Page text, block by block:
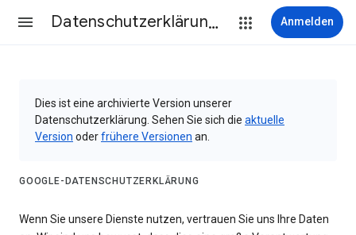
Datenschutzerklärung & Nutzungsbedingungen Anmelden
Dies ist eine archivierte Version unserer
Datenschutzerklärung. Sehen Sie sich die aktuelle
Version oderfrühere Versionen an.
GOOGLE-DATENSCHUTZERKLÄRUNG
Wenn Sie unsere Dienste nutzen, vertrauen Sie uns Ihre Daten